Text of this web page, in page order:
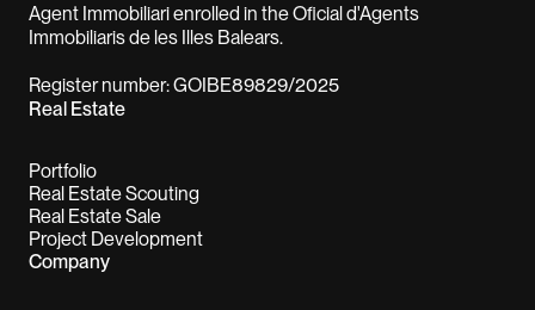
Agent Immobiliari enrolled in the Oficial d'Agents
Immobiliaris de les Illes Balears.
Register number: GOIBE89829/2025
Real Estate
Portfolio
Real Estate Scouting
Real Estate Sale
Project Development
Company